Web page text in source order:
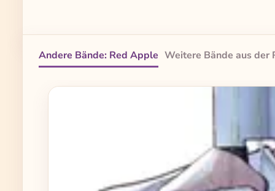
Andere Bände: Red Apple Weitere Bände aus der
Produktgalerie überspringen